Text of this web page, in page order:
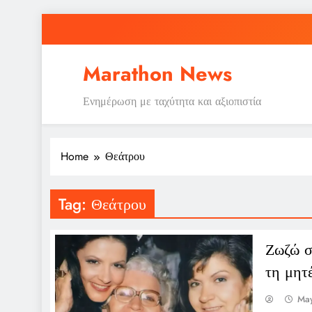
Marathon News
Ενημέρωση με ταχύτητα και αξιοπιστία
Home Θεάτρου
Tag: Θεάτρου
Ζωζώ
τη